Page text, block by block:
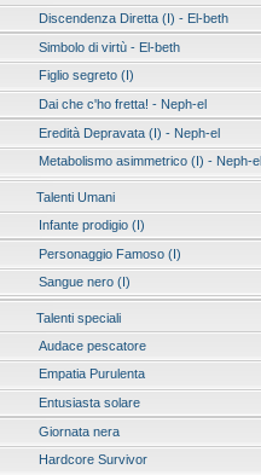
Discendenza Diretta (I) - El-beth
Simbolo di virtù - El-beth
Figlio segreto (I)
Dai che c'ho fretta! - Neph-el
Eredità Depravata (I) - Neph-el
Metabolismo asimmetrico (I) - Neph-el
Talenti Umani
Infante prodigio (I)
Personaggio Famoso (I)
Sangue nero (I)
Talenti speciali
Audace pescatore
Empatia Purulenta
Entusiasta solare
Giornata nera
Hardcore Survivor